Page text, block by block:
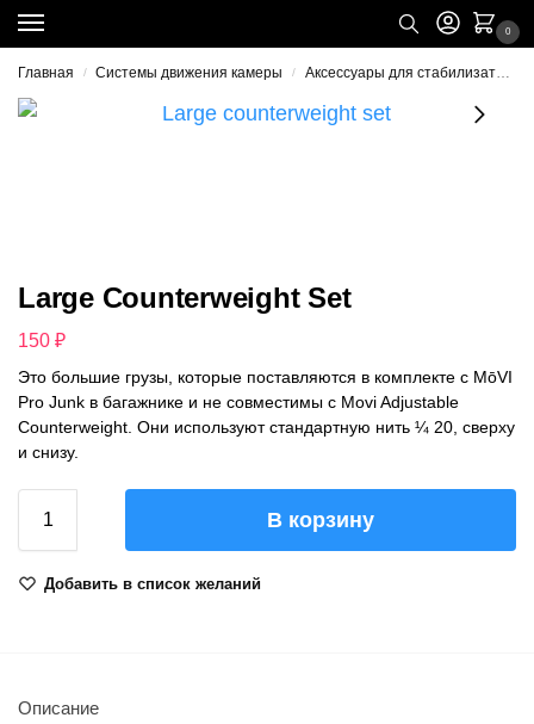
0
Главная / Системы движения камеры / Аксессуары для стабилизаторов
Large Counterweight Set
150 ₽
Это большие грузы, которые поставляются в комплекте с MōVI
Pro Junk в багажнике и не совместимы с Movi Adjustable
Counterweight. Они используют стандартную нить ¼ 20, сверху
и снизу.
В корзину
Добавить в список желаний
Описание